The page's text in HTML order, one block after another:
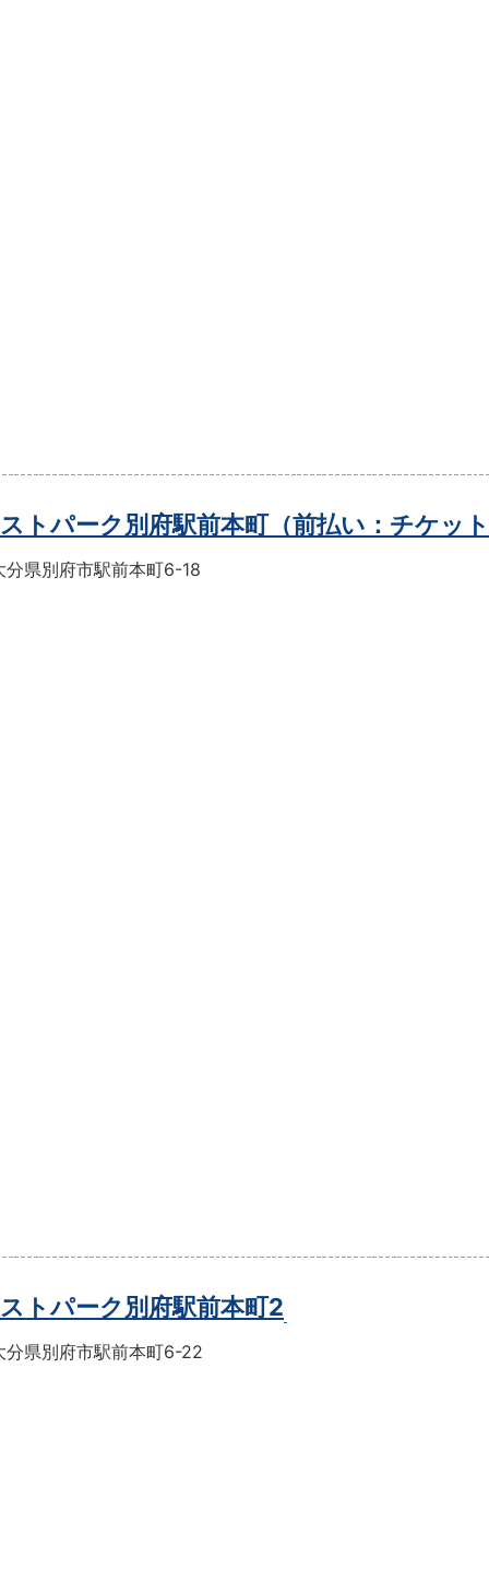
ストパーク別府駅前本町（前払い：チケッ
分県別府市駅前本町6-18
ストパーク別府駅前本町2
分県別府市駅前本町6-22